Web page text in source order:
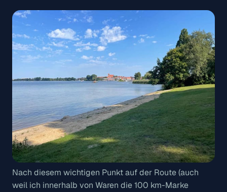
Nach diesem wichtigen Punkt auf der Route (auch
weil ich innerhalb von Waren die 100 km-Marke